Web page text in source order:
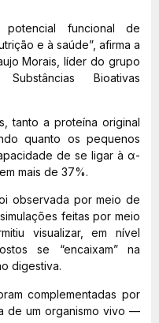
potencial funcional de
e à saúde”, afirma a
Morais, líder do grupo
Bioativas
tanto a proteína original
quanto os pequenos
de se ligar à α-
mais de 37%.
observada por meio de
feitas por meio
visualizar, em nível
se “encaixam” na
digestiva.
complementadas por
de um organismo vivo —